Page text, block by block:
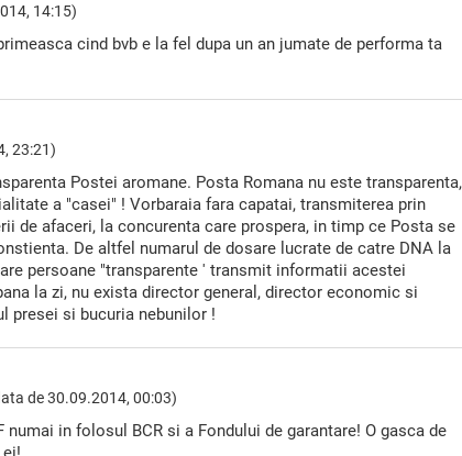
14:15)
cind bvb e la fel dupa un an jumate de performa ta
23:21)
Postei aromane. Posta Romana nu este transparenta,
a "casei" ! Vorbaraia fara capatai, transmiterea prin
afaceri, la concurenta care prospera, in timp ce Posta se
De altfel numarul de dosare lucrate de catre DNA la
persoane "transparente ' transmit informatii acestei
la zi, nu exista director general, director economic si
presei si bucuria nebunilor !
de30.09.2014, 00:03)
in folosul BCR si a Fondului de garantare! O gasca de